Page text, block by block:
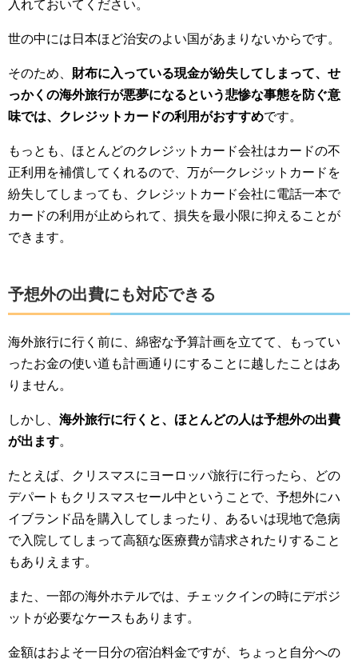
入れておいてください。
世の中には日本ほど治安のよい国があまりないからです。
そのため、 財布に入っている現金が紛失してしまって、せ
っかくの海外旅行が悪夢になるという悲惨な事態を防ぐ意
味では、クレジットカードの利用がおすすめです。
もっとも、ほとんどのクレジットカード会社はカードの不
正利用を補償してくれるので、万が一クレジットカードを
紛失してしまっても、クレジットカード会社に電話一本で
カードの利用が止められて、損失を最小限に抑えることが
できます。
予想外の出費にも対応できる
海外旅行に行く前に、綿密な予算計画を立てて、もってい
ったお金の使い道も計画通りにすることに越したことはあ
りません。
しかし、 海外旅行に行くと、ほとんどの人は予想外の出費
が出ます。
たとえば、クリスマスにヨーロッパ旅行に行ったら、どの
デパートもクリスマスセール中ということで、予想外にハ
イブランド品を購入してしまったり、あるいは現地で急病
で入院してしまって高額な医療費が請求されたりすること
もありえます。
また、一部の海外ホテルでは、チェックインの時にデポジ
ットが必要なケースもあります。
金額はおよそ一日分の宿泊料金ですが、ちょっと自分への